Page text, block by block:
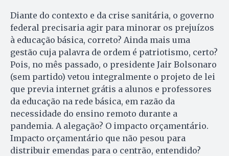
Diante do contexto e da crise sanitária, o governo
federal precisaria agir para minorar os prejuízos
à educação básica, correto? Ainda mais uma
gestão cuja palavra de ordem é patriotismo, certo?
Pois, no mês passado, o presidente Jair Bolsonaro
(sem partido) vetou integralmente o projeto de lei
que previa internet grátis a alunos e professores
da educação na rede básica, em razão da
necessidade do ensino remoto durante a
pandemia. A alegação? O impacto orçamentário.
Impacto orçamentário que não pesou para
distribuir emendas para o centrão, entendido?